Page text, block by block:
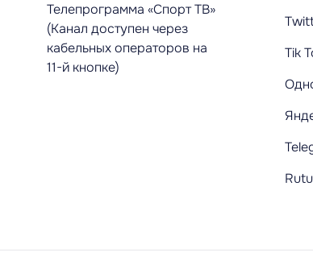
Телепрограмма «Спорт ТВ»
(Канал доступен через
кабельных операторов на
11-й кнопке)
Tik